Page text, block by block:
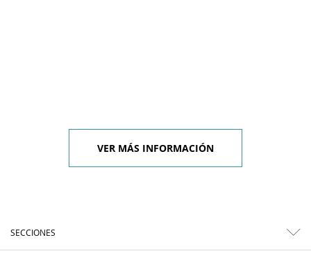
VER MÁS INFORMACIÓN
SECCIONES